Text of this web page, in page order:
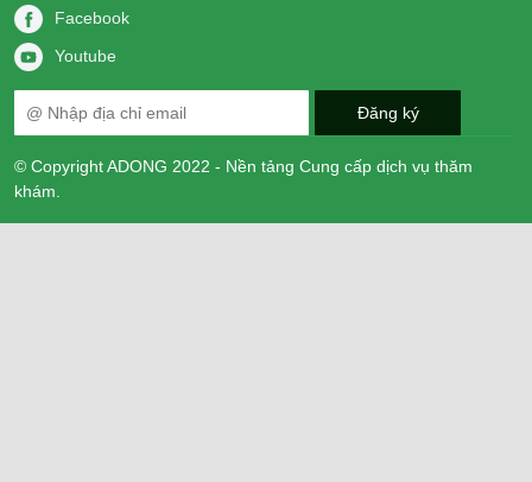
Facebook
Youtube
© Copyright ADONG 2022 - Nền tảng Cung cấp dịch vụ thăm
khám.